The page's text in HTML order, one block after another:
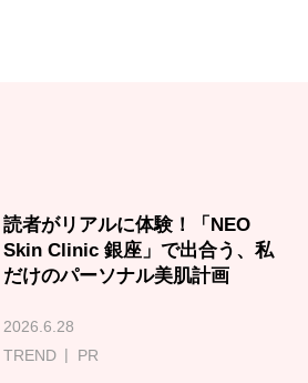
読者がリアルに体験！「NEO
Skin Clinic 銀座」で出合う、私
だけのパーソナル美肌計画
2026.6.28
TREND
PR